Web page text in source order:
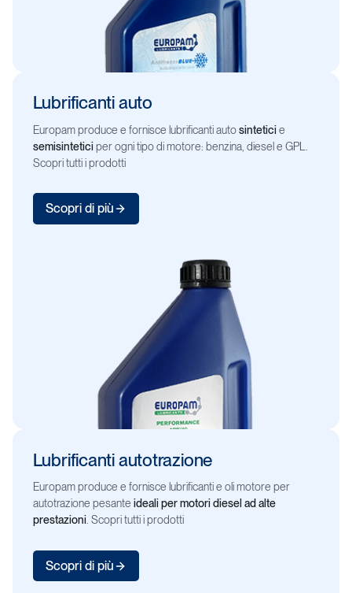
Lubrificantiauto
Europam produce e fornisce lubrificanti autosinteticie
semisinteticiper ogni tipo di motore: benzina, diesel e GPL.
Scopri tutti i prodotti
Scopri di più
Lubrificantiautotrazione
Europam produce e fornisce lubrificanti e oli motore per
autotrazione pesante ideali per motori diesel ad alte
prestazioni. Scopri tutti i prodotti
Scopri di più